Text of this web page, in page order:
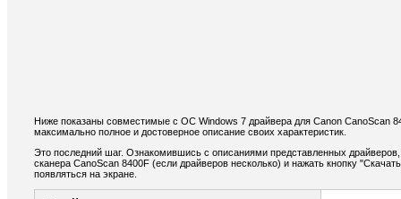
Ниже показаны совместимые с ОС Windows 7 драйвера для Canon CanoScan
максимально полное и достоверное описание своих характеристик.
Это последний шаг. Ознакомившись с описаниями представленных
сканера CanoScan 8400F (если драйверов несколько) и нажать кнопку
появляться на экране.